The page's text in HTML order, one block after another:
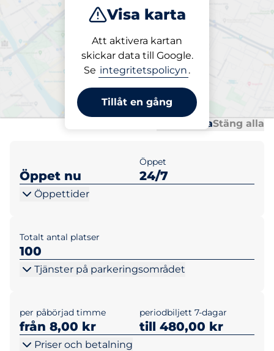
Visa karta
Att aktivera kartan
skickar data till Google.
Se integritetspolicyn .
Tillåt en gång
Parkera
Parkering på plats
Tunavägen 39
Öppna allaStäng alla
Öppet nu
Öppet
24/7
Öppettider
Totalt antal platser
100
Tjänster på parkeringsområdet
per påbörjad timme
från 8,00 kr
periodbiljett 7-dagar
till 480,00 kr
Priser och betalning